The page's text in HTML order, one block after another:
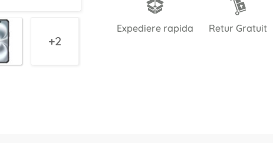
2
Expediere rapida Retur Gratuit